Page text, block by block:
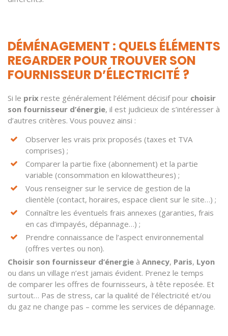
DÉMÉNAGEMENT : QUELS ÉLÉMENTS
REGARDER POUR TROUVER SON
FOURNISSEUR D’ÉLECTRICITÉ ?
Si le prix reste généralement l’élément décisif pour choisir
son fournisseur d’énergie, il est judicieux de s’intéresser à
d’autres critères. Vous pouvez ainsi :
Observer les vrais prix proposés (taxes et TVA
comprises) ;
Comparer la partie fixe (abonnement) et la partie
variable (consommation en kilowattheures) ;
Vous renseigner sur le service de gestion de la
clientèle (contact, horaires, espace client sur le site…) ;
Connaître les éventuels frais annexes (garanties, frais
en cas d’impayés, dépannage…) ;
Prendre connaissance de l’aspect environnemental
(offres vertes ou non).
Choisir son fournisseur d’énergie à Annecy, Paris, Lyon
ou dans un village n’est jamais évident. Prenez le temps
de comparer les offres de fournisseurs, à tête reposée. Et
surtout… Pas de stress, car la qualité de l’électricité et/ou
du gaz ne change pas – comme les services de dépannage.